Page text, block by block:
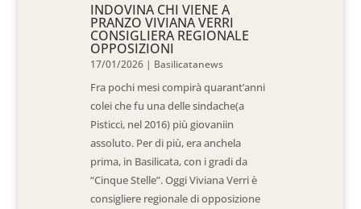
INDOVINA CHI VIENE A
PRANZO VIVIANA VERRI
CONSIGLIERA REGIONALE
OPPOSIZIONI
17/01/2026 | Basilicatanews
Fra pochi mesi compirà quarant’anni
colei che fu una delle sindache(a
Pisticci, nel 2016) più giovaniin
assoluto. Per di più, era anchela
prima, in Basilicata, con i gradi da
“Cinque Stelle”. Oggi Viviana Verri è
consigliere regionale di opposizione